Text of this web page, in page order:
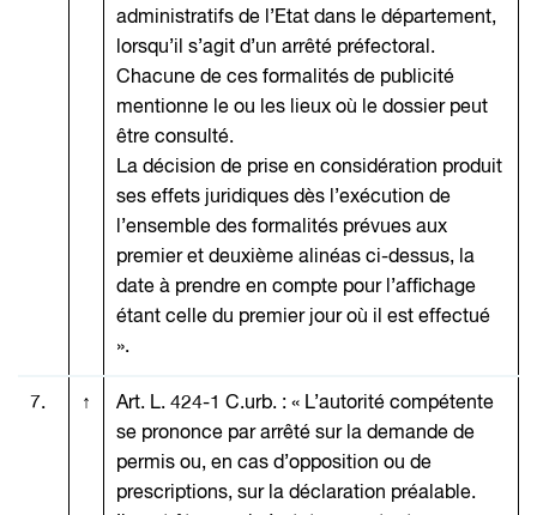
administratifs de l’Etat dans le département,
lorsqu’il s’agit d’un arrêté préfectoral.
Chacune de ces formalités de publicité
mentionne le ou les lieux où le dossier peut
être consulté.
La décision de prise en considération produit
ses effets juridiques dès l’exécution de
l’ensemble des formalités prévues aux
premier et deuxième alinéas ci-dessus, la
date à prendre en compte pour l’affichage
étant celle du premier jour où il est effectué
».
7. ↑
Art. L. 424-1 C.urb. : « L’autorité compétente
se prononce par arrêté sur la demande de
permis ou, en cas d’opposition ou de
prescriptions, sur la déclaration préalable.